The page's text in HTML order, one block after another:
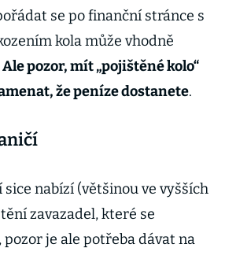
se po finanční stránce s
kola může vhodně
Ale pozor, mít „pojištěné kolo“
že peníze dostanete.
nabízí (většinou ve vyšších
zavazadel, které se
pozor je ale potřeba dávat na